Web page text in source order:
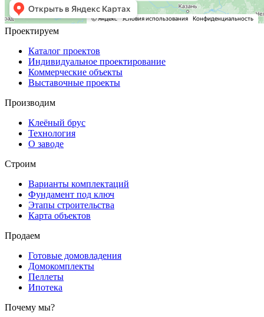
Проектируем
Каталог проектов
Индивидуальное проектирование
Коммерческие объекты
Выставочные проекты
Производим
Клеёный брус
Технология
О заводе
Строим
Варианты комплектаций
Фундамент под ключ
Этапы строительства
Карта объектов
Продаем
Готовые домовладения
Домокомплекты
Пеллеты
Ипотека
Почему мы?